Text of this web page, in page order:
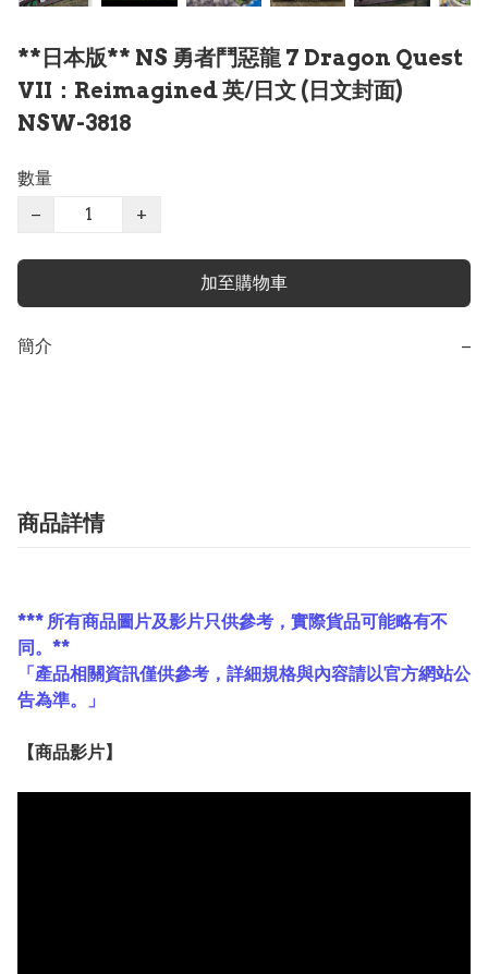
**日本版** NS 勇者鬥惡龍 7 Dragon Quest
VII：Reimagined 英/日文 (日文封面)
NSW-3818
數量
−
+
加至購物車
簡介 −
商品詳情
*** 所有商品圖片及影片只供參考，實際貨品可能略有不
同。**
「產品相關資訊僅供參考，詳細規格與內容請以官方網站公
告為準。」
【商品影片】